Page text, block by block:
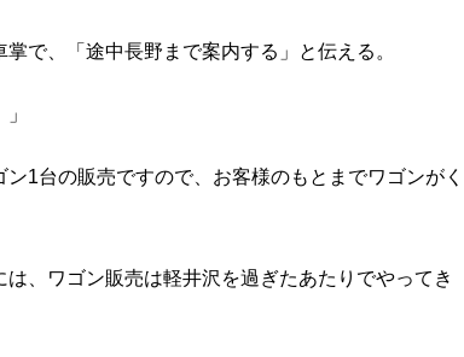
で、「途中長野まで案内する」と伝える。
1台の販売ですので、お客様のもとまでワゴンがく
、ワゴン販売は軽井沢を過ぎたあたりでやってき